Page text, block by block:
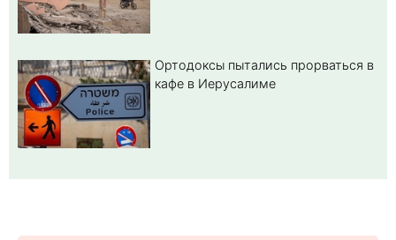
Ортодоксы пытались прорваться в
кафе в Иерусалиме